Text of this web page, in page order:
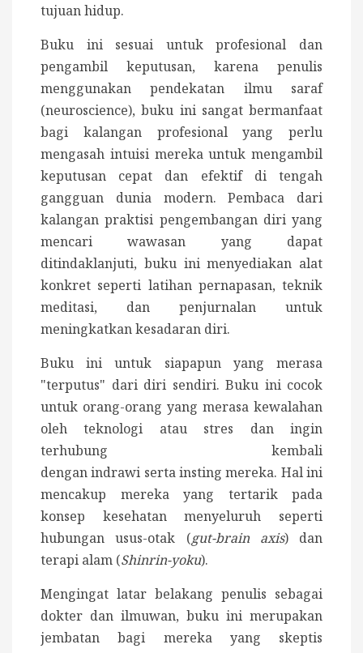
tujuan hidup.
Buku ini sesuai untuk profesional dan
pengambil keputusan, karena penulis
menggunakan pendekatan ilmu saraf
(neuroscience), buku ini sangat bermanfaat
bagi kalangan profesional yang perlu
mengasah intuisi mereka untuk mengambil
keputusan cepat dan efektif di tengah
gangguan dunia modern. Pembaca dari
kalangan praktisi pengembangan diri yang
mencari wawasan yang dapat
ditindaklanjuti, buku ini menyediakan alat
konkret seperti latihan pernapasan, teknik
meditasi, dan penjurnalan untuk
meningkatkan kesadaran diri.
Buku ini untuk siapapun yang merasa
"terputus" dari diri sendiri. Buku ini cocok
untuk orang-orang yang merasa kewalahan
oleh teknologi atau stres dan ingin
terhubung kembali
dengan indrawi serta insting mereka. Hal ini
mencakup mereka yang tertarik pada
konsep kesehatan menyeluruh seperti
hubungan usus-otak (gut-brain axis) dan
terapi alam (Shinrin-yoku).
Mengingat latar belakang penulis sebagai
dokter dan ilmuwan, buku ini merupakan
jembatan bagi mereka yang skeptis